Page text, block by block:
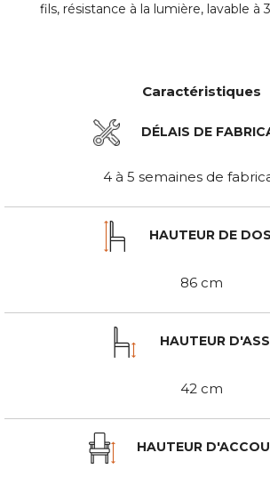
fils, résistance à la lumière, lavable à
Caractéristiques
DÉLAIS DE
4 à 5 semaines de
HAUTEUR DE
86 cm
HAUTEUR
42 cm
HAUTEUR